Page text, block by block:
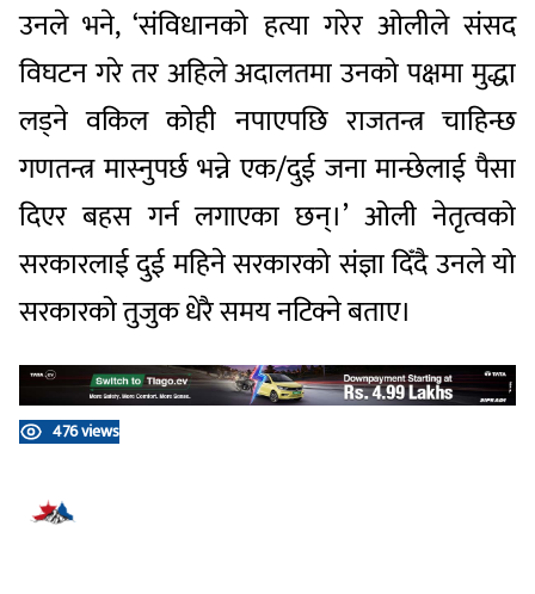
उनले भने, ‘संविधानको हत्या गरेर ओलीले संसद
विघटन गरे तर अहिले अदालतमा उनको पक्षमा मुद्धा
लड्ने वकिल कोही नपाएपछि राजतन्त्र चाहिन्छ
गणतन्त्र मास्नुपर्छ भन्ने एक/दुई जना मान्छेलाई पैसा
दिएर बहस गर्न लगाएका छन्।’ ओली नेतृत्वको
सरकारलाई दुई महिने सरकारको संज्ञा दिँदै उनले यो
सरकारको तुजुक धेरै समय नटिक्ने बताए।
476 views